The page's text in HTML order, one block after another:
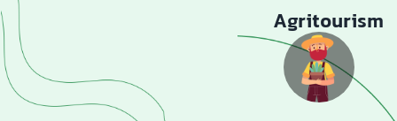
Agritourism